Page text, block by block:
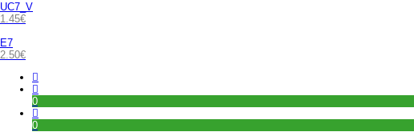
UC7_V
1.45€
E7
2.50€
0
0